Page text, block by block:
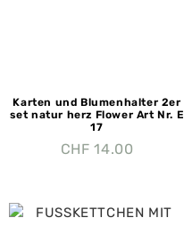
Karten und Blumenhalter 2er
set natur herz Flower Art Nr. E
17
CHF 14.00